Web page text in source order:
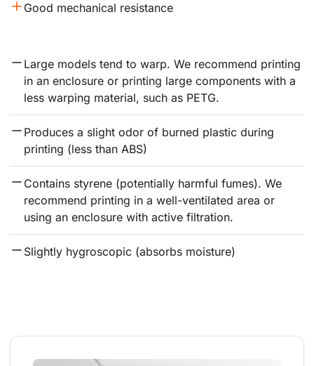
Good mechanical resistance
Large models tend to warp. We recommend printing
in an enclosure or printing large components with a
less warping material, such as PETG.
Produces a slight odor of burned plastic during
printing (less than ABS)
Contains styrene (potentially harmful fumes). We
recommend printing in a well-ventilated area or
using an enclosure with active filtration.
Slightly hygroscopic (absorbs moisture)